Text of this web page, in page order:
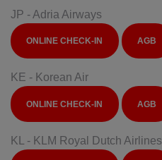
JP - Adria Airways
ONLINE CHECK-IN AGB
KE - Korean Air
ONLINE CHECK-IN AGB
KL - KLM Royal Dutch Airlines